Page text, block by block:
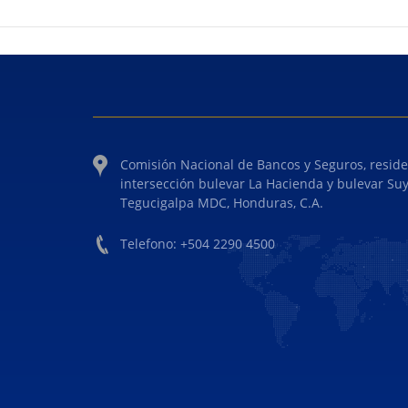
Comisión Nacional de Bancos y Seguros,
intersección bulevar La Hacienda y bulevar
Tegucigalpa MDC, Honduras, C.A.
Telefono: +504 2290 4500